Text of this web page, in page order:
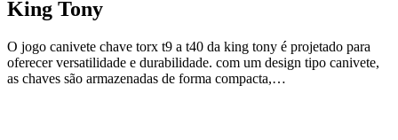
King Tony
O jogo canivete chave torx t9 a t40 da king tony é projetado para
oferecer versatilidade e durabilidade. com um design tipo canivete,
as chaves são armazenadas de forma compacta,…